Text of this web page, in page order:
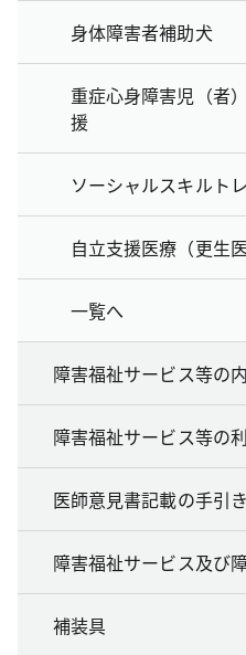
身体障害者補助犬
重症心身障害児（者
援
ソーシャルスキルト
自立支援医療（更生医
一覧へ
障害福祉サービス等の
障害福祉サービス等の
医師意見書記載の手引き
障害福祉サービス及び
補装具